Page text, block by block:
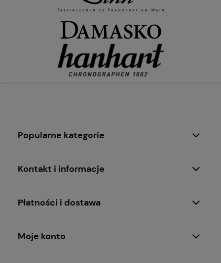
Popularne kategorie
Kontakt i informacje
Płatności i dostawa
Moje konto